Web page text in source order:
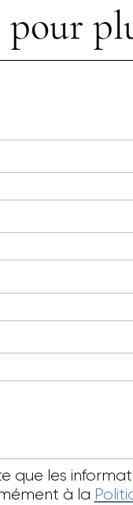
pour
que les
à la